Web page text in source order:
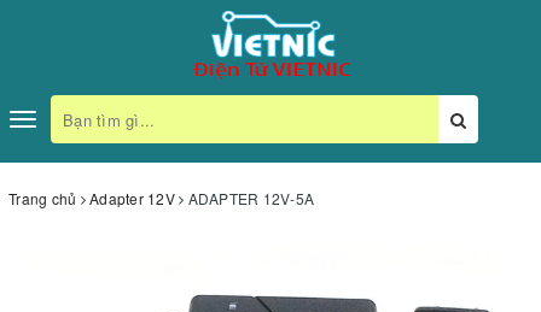
Toggle
navigation
Trang chủ Adapter 12V ADAPTER 12V-5A